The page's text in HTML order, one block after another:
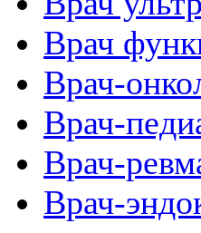
Врач
Врач-
Врач-
Врач-
Врач-